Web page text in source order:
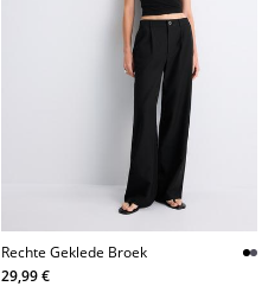
Rechte Geklede Broek
29,99 €